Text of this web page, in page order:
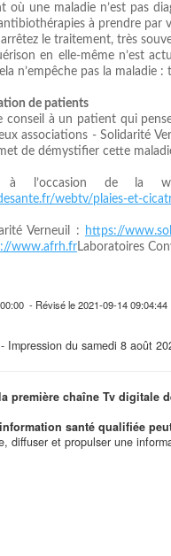
où une maladie n’est pas
à prendre par
le traitement, très
en elle-même n’est
n’empêche pas la maladie
de patients
conseil à un patient qui
associations - Solidarité
de démystifier cette
à l’occasion de la
webtv/plaies-et-
Verneuil : https://
www.afrh.fr Laboratoires
- Révisé le 2021-09-14 09:04:44
Impression du samedi 8 août
première chaîne Tv digitale
santé qualifiée
diffuser et propulser une